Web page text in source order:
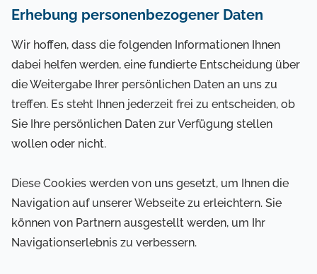
Erhebung personenbezogener Daten
Wir hoffen, dass die folgenden Informationen Ihnen
dabei helfen werden, eine fundierte Entscheidung über
die Weitergabe Ihrer persönlichen Daten an uns zu
treffen. Es steht Ihnen jederzeit frei zu entscheiden, ob
Sie Ihre persönlichen Daten zur Verfügung stellen
wollen oder nicht.
Diese Cookies werden von uns gesetzt, um Ihnen die
Navigation auf unserer Webseite zu erleichtern. Sie
können von Partnern ausgestellt werden, um Ihr
Navigationserlebnis zu verbessern.